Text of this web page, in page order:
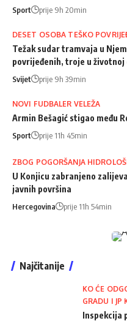
Sport prije 9h 20min
DESET OSOBA TEŠKO
Težak sudar tramvaja u
povrijeđenih, troje u životnoj
Svijet prije 9h 39min
NOVI FUDBALER VELEŽA
Armin Bešagić stigao među
Sport prije 11h 45min
ZBOG POGORŠANJA
U Konjicu zabranjeno
javnih površina
Hercegovina prije 11h 54min
Najčitanije
KO ĆE
GRADU I JP
Inspekcija